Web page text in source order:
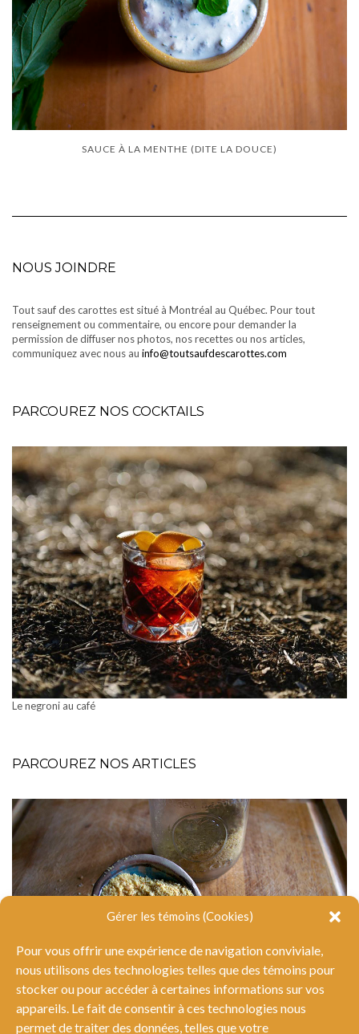
Gérer les témoins (Cookies)
Pour vous offrir une expérience de navigation conviviale,
nous utilisons des technologies telles que des témoins pour
stocker ou pour accéder à certaines informations sur vos
appareils. Le fait de consentir à ces technologies nous
permet de traiter des données, telles que votre
SAUCE À LA MENTHE (DITE LA DOUCE)
NOUS JOINDRE
Tout sauf des carottes est situé à Montréal au Québec. Pour tout
renseignement ou commentaire, ou encore pour demander la
permission de diffuser nos photos, nos recettes ou nos articles,
communiquez avec nous au info@toutsaufdescarottes.com
PARCOUREZ NOS COCKTAILS
Le negroni au café
PARCOUREZ NOS ARTICLES